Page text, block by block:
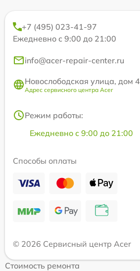
+7 (495) 023-41-97
Ежедневно с 9:00 до 21:00
info@acer-repair-center.ru
Новослободская улица, дом 4
Адрес сервисного центра Acer
Режим работы:
Ежедневно с 9:00 до 21:00
Способы оплаты
© 2026 Сервисный центр Acer
Стоимость ремонта